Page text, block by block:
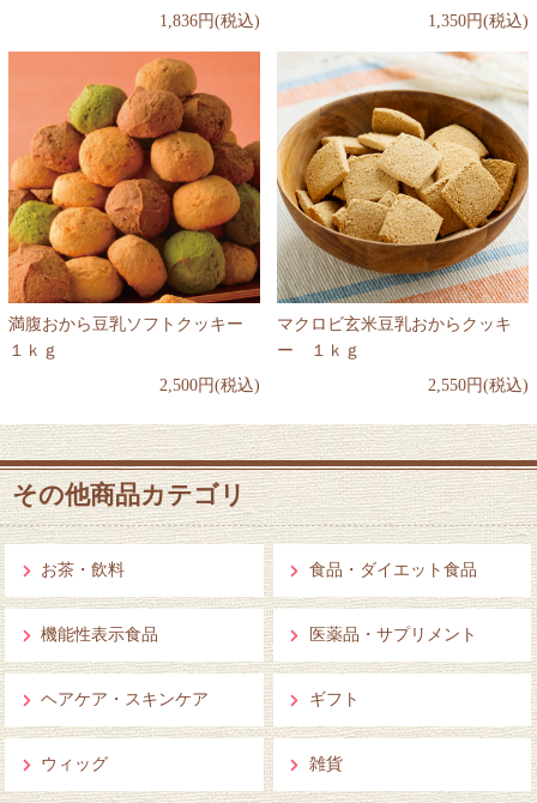
1,836円(税込)
1,350円(税込)
満腹おから豆乳ソフトクッキー
１ｋｇ
2,500円(税込)
マクロビ玄米豆乳おからクッキ
ー １ｋｇ
2,550円(税込)
その他商品カテゴリ
お茶・飲料 食品・ダイエット食品
機能性表示食品 医薬品・サプリメント
ヘアケア・スキンケア ギフト
ウィッグ 雑貨